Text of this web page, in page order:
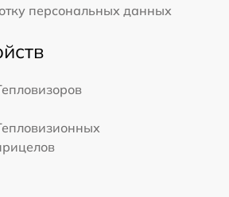
персональных данных